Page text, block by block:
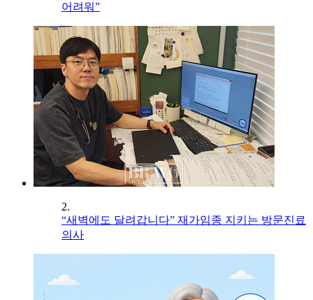
어려워”
2.
“새벽에도 달려갑니다” 재가임종 지키는 방문진료
의사